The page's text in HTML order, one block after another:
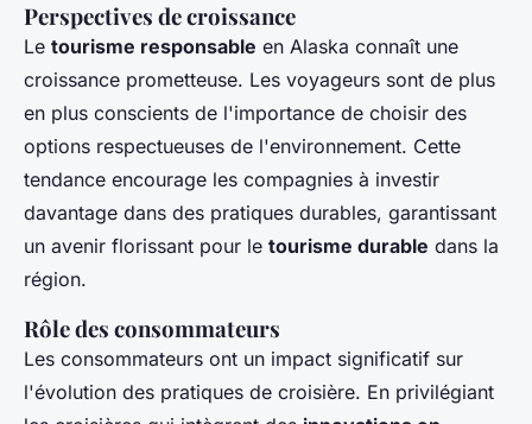
Perspectives de croissance
Le tourisme responsable en Alaska connaît une
croissance prometteuse. Les voyageurs sont de plus
en plus conscients de l'importance de choisir des
options respectueuses de l'environnement. Cette
tendance encourage les compagnies à investir
davantage dans des pratiques durables, garantissant
un avenir florissant pour le tourisme durable dans la
région.
Rôle des consommateurs
Les consommateurs ont un impact significatif sur
l'évolution des pratiques de croisière. En privilégiant